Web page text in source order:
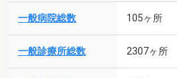
一般病院総数 105ヶ所
一般診療所総数 2307ヶ所